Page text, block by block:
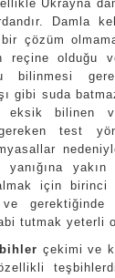
Ukrayna
Damla
çözüm
reçine olduğu
bilinmesi
gibi suda
eksik
gereken test
yanığına
için birinci
gerektiğinde
tutmak yeterli
çekimi ve